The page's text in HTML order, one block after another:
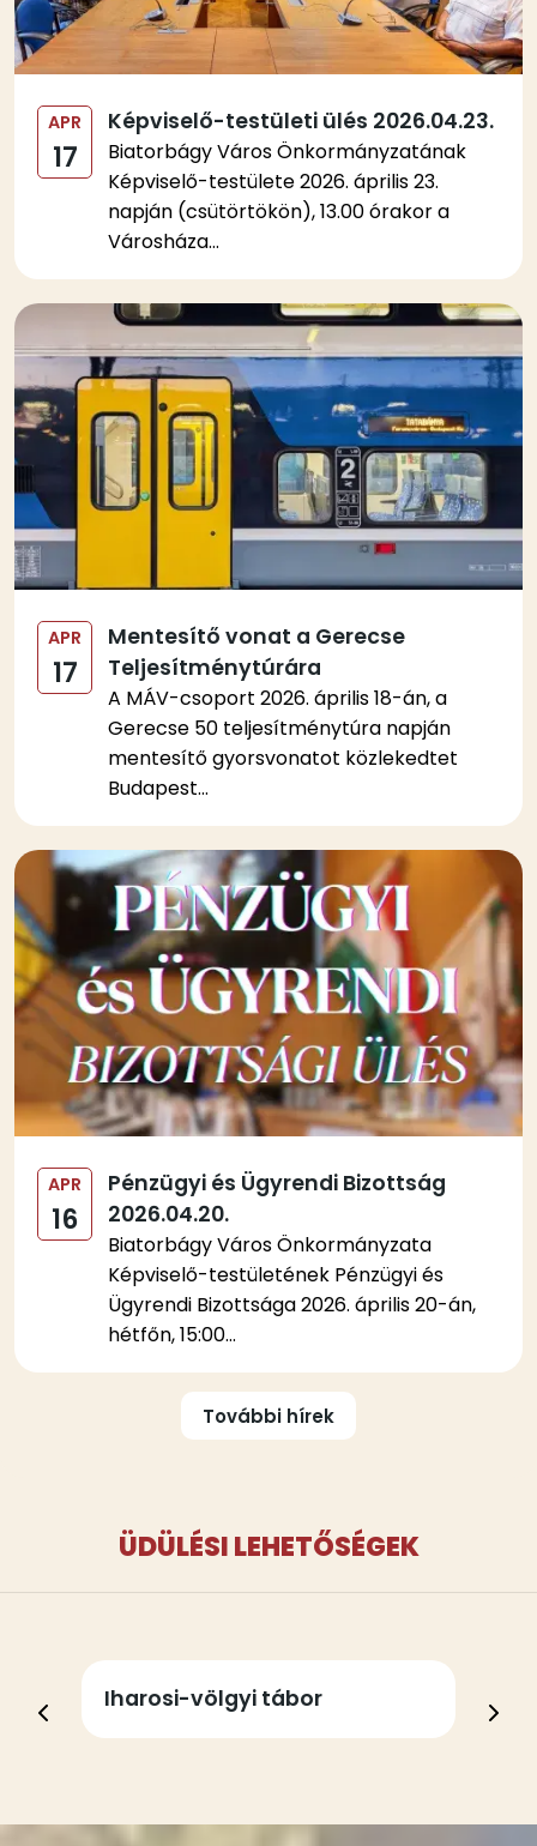
APR
17
Képviselő-testületi ülés 2026.04.23.
Biatorbágy Város Önkormányzatának
Képviselő-testülete 2026. április 23.
napján (csütörtökön), 13.00 órakor a
Városháza...
Kép
APR
17
Mentesítő vonat a Gerecse
Teljesítménytúrára
A MÁV-csoport 2026. április 18-án, a
Gerecse 50 teljesítménytúra napján
mentesítő gyorsvonatot közlekedtet
Budapest...
Kép
APR
16
Pénzügyi és Ügyrendi Bizottság
2026.04.20.
Biatorbágy Város Önkormányzata
Képviselő-testületének Pénzügyi és
Ügyrendi Bizottsága 2026. április 20-án,
hétfőn, 15:00...
OldalszámozásTovábbi hírek
ÜDÜLÉSI LEHETŐSÉGEK
Városi üdülési lehetőség